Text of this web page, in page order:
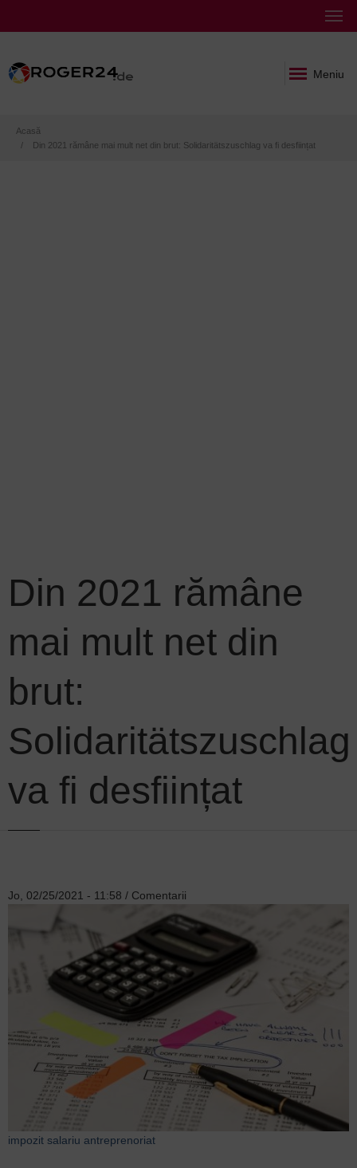
Meniu
Breadcrumb
Acasă
Din 2021 rămâne mai mult net din brut: Solidaritätszuschlag va fi desființat
Din 2021 rămâne
mai mult net din
brut:
Solidaritätszuschlag
va fi desființat
Jo, 02/25/2021 - 11:58 / Comentarii
impozit salariu antreprenoriat